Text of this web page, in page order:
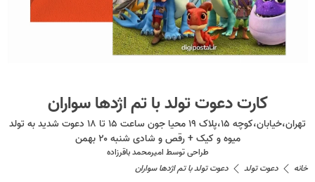
کارت دعوت تولد با تم اژدها سواران
تهران،خیابان،کوچه ۱۵،پلاک ۱۹ محیا جون ساعت ۱۵ تا ۱۸ دعوت شدید به تولد
میوه و کیک + رقص و شادی شنبه ۲۰ بهمن
طراحی توسط امیرمحمد باقرزاده
خانه
دعوت تولد دعوت تولد با تم اژدها سواران